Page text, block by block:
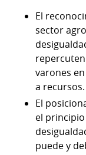
El
sector
varones
a recursos.
El
el
puede y